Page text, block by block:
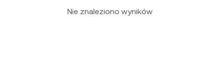
Nie znaleziono wyników